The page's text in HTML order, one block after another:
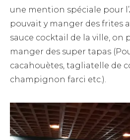
une mention spéciale pour l’
pouvait y manger des frites
sauce cocktail de la ville, on
manger des super tapas
cacahouètes, tagliatelle de
champignon farci etc.).